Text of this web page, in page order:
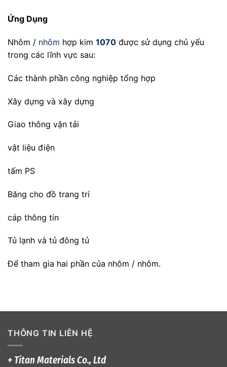
Ứng Dụng
Nhôm / nhôm hợp kim 1070 được sử dụng chủ yếu
trong các lĩnh vực sau:
Các thành phần công nghiệp tổng hợp
Xây dựng và xây dựng
Giao thông vận tải
vật liệu điện
tấm PS
Băng cho đồ trang trí
cáp thông tin
Tủ lạnh và tủ đông tủ
Để tham gia hai phần của nhôm / nhôm.
THÔNG TIN LIÊN HỆ
+ Titan Materials Co., Ltd